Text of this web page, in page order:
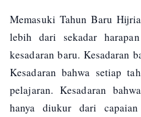
Memasuki Tahun Baru
lebih dari sekadar
kesadaran baru. Kesadaran
Kesadaran bahwa setiap
pelajaran. Kesadaran
hanya diukur dari